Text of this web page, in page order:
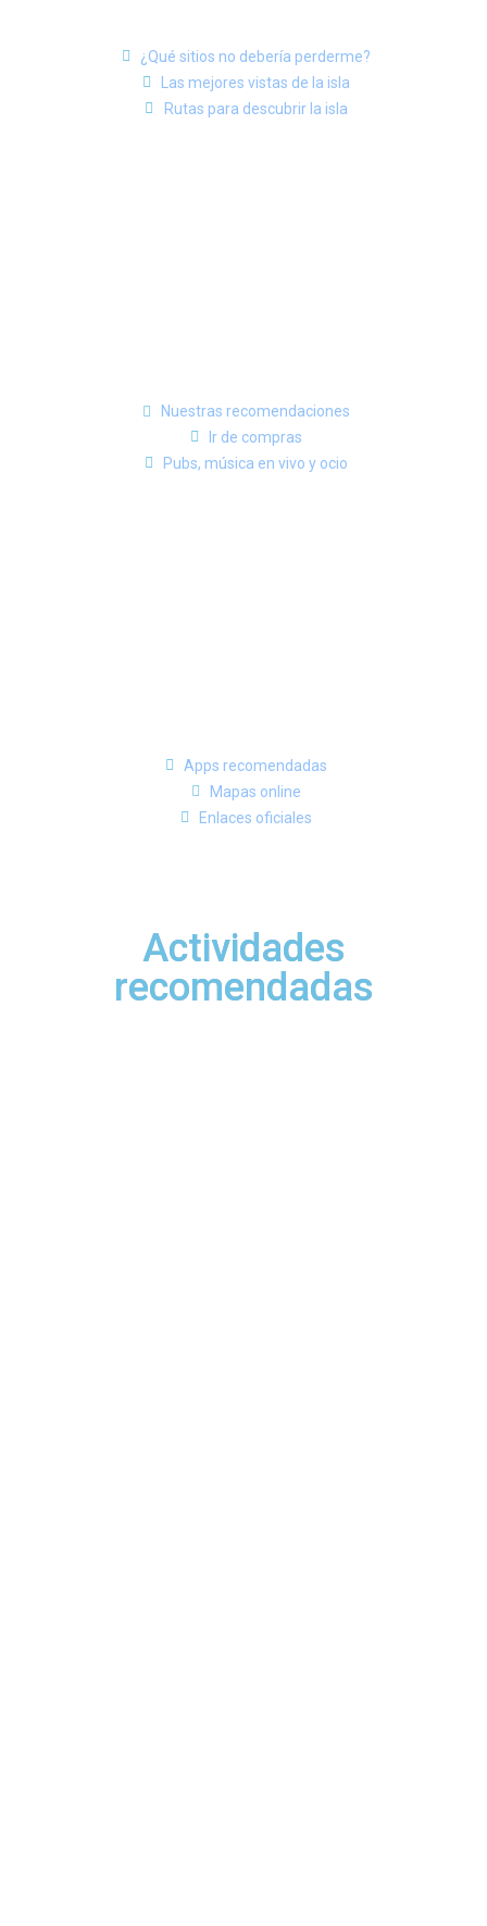
¿Qué sitios no debería perderme?
Las mejores vistas de la isla
Rutas para descubrir la isla
Nuestras recomendaciones
Ir de compras
Pubs, música en vivo y ocio
Apps recomendadas
Mapas online
Enlaces oficiales
Actividades
recomendadas